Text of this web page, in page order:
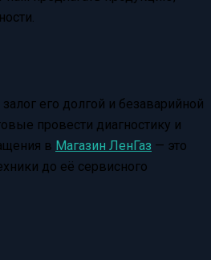
его долгой и безаварийной
провести диагностику и
в Магазин ЛенГаз — это
до её сервисного